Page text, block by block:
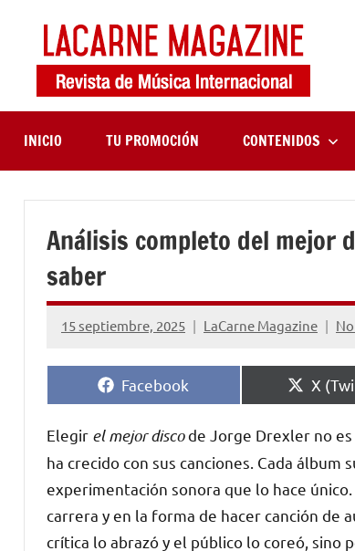
contenido
INICIO TU PROMOCIÓN CONTENIDOS
Análisis completo del mejor
saber
15 septiembre, 2025 LaCarne Magazine
Compartir
en
Facebook
en
X
Elegir el mejor discode Jorge Drexler no
ha crecido con sus canciones. Cada álbum
experimentación sonora que lo hace
carrera y en la forma de hacer canción de
crítica lo abrazó y el público lo coreó, sino